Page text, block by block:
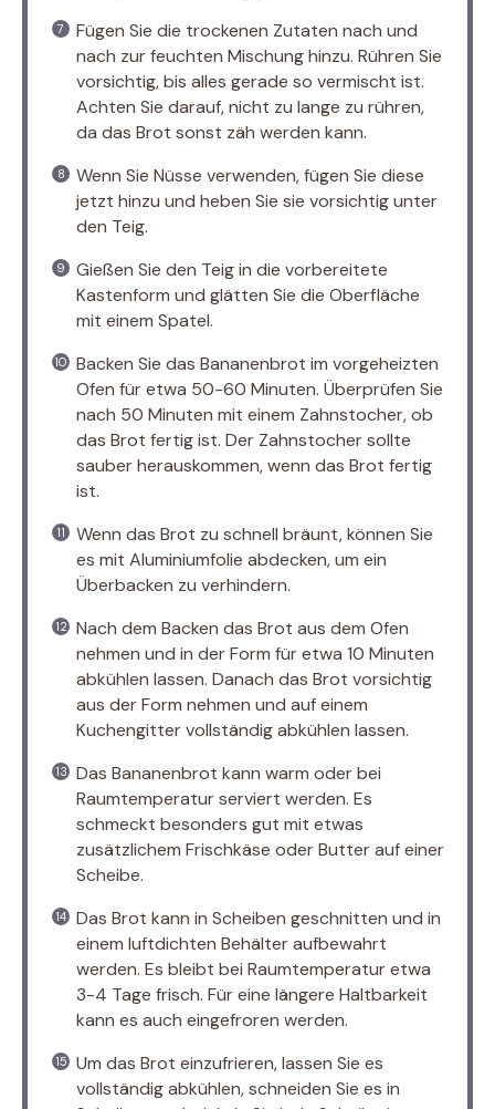
Fügen Sie die trockenen Zutaten nach und
nach zur feuchten Mischung hinzu. Rühren Sie
vorsichtig, bis alles gerade so vermischt ist.
Achten Sie darauf, nicht zu lange zu rühren,
da das Brot sonst zäh werden kann.
Wenn Sie Nüsse verwenden, fügen Sie diese
jetzt hinzu und heben Sie sie vorsichtig unter
den Teig.
Gießen Sie den Teig in die vorbereitete
Kastenform und glätten Sie die Oberfläche
mit einem Spatel.
Backen Sie das Bananenbrot im vorgeheizten
Ofen für etwa 50-60 Minuten. Überprüfen Sie
nach 50 Minuten mit einem Zahnstocher, ob
das Brot fertig ist. Der Zahnstocher sollte
sauber herauskommen, wenn das Brot fertig
ist.
Wenn das Brot zu schnell bräunt, können Sie
es mit Aluminiumfolie abdecken, um ein
Überbacken zu verhindern.
Nach dem Backen das Brot aus dem Ofen
nehmen und in der Form für etwa 10 Minuten
abkühlen lassen. Danach das Brot vorsichtig
aus der Form nehmen und auf einem
Kuchengitter vollständig abkühlen lassen.
Das Bananenbrot kann warm oder bei
Raumtemperatur serviert werden. Es
schmeckt besonders gut mit etwas
zusätzlichem Frischkäse oder Butter auf einer
Scheibe.
Das Brot kann in Scheiben geschnitten und in
einem luftdichten Behälter aufbewahrt
werden. Es bleibt bei Raumtemperatur etwa
3-4 Tage frisch. Für eine längere Haltbarkeit
kann es auch eingefroren werden.
Um das Brot einzufrieren, lassen Sie es
vollständig abkühlen, schneiden Sie es in